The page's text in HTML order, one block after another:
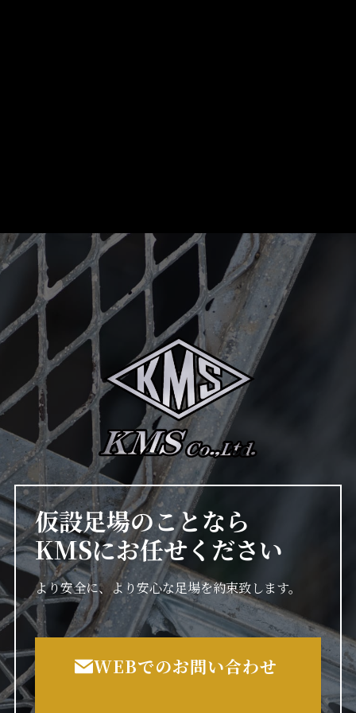
仮設足場のことなら
KMSにお任せください
より安全に、より安心な足場を約束致します。
WEBでのお問い合わせ